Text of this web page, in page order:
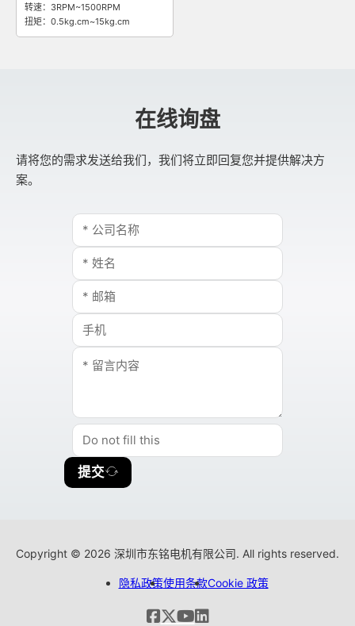
转速：3RPM~1500RPM
扭矩：0.5kg.cm~15kg.cm
在线询盘
请将您的需求发送给我们，我们将立即回复您并提供解决方
案。
提交
Copyright © 2026 深圳市东铭电机有限公司. All rights reserved.
隐私政策使用条款Cookie 政策